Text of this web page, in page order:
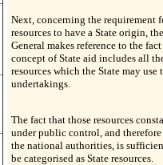
Next, concerning the requirement
resources to have a State origin,
General makes reference to the
concept of State aid includes all
resources which the State may use
undertakings.
The fact that those resources
under public control, and
the national authorities, is
be categorised as State resources.